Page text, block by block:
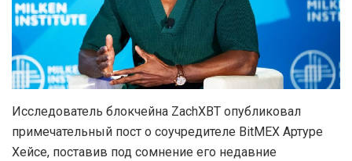
Исследователь блокчейна ZachXBT опубликовал
примечательный пост о соучредителе BitMEX Артуре
Хейсе, поставив под сомнение его недавние